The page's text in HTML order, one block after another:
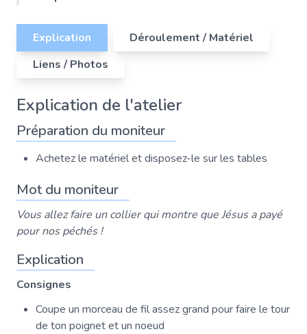
Explication
Déroulement / Matériel
Liens / Photos
Explication de l'atelier
Préparation du moniteur
Achetez le matériel et disposez-le sur les tables
Mot du moniteur
Vous allez faire un collier qui montre que Jésus a payé
pour nos péchés !
Explication
Consignes
Coupe un morceau de fil assez grand pour faire le tour
de ton poignet et un noeud